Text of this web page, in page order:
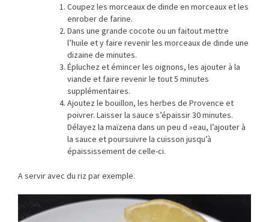
Coupez les morceaux de dinde en morceaux et les
enrober de farine.
Dans une grande cocote ou un faitout mettre
l’huile et y faire revenir les morceaux de dinde une
dizaine de minutes.
Épluchez et émincer les oignons, les ajouter à la
viande et faire revenir le tout 5 minutes
supplémentaires.
Ajoutez le bouillon, les herbes de Provence et
poivrer. Laisser la sauce s’épaissir 30 minutes.
Délayez la maïzena dans un peu d »eau, l’ajouter à
la sauce et poursuivre la cuisson jusqu’à
épaississement de celle-ci.
A servir avec du riz par exemple.